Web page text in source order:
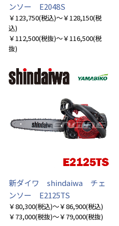
ンソー E2048S
￥123,750(税込)～￥128,150(税
込)
￥112,500(税抜)～￥116,500(税
抜)
新ダイワ shindaiwa チェ
ンソー E2125TS
￥80,300(税込)～￥86,900(税込)
￥73,000(税抜)～￥79,000(税抜)